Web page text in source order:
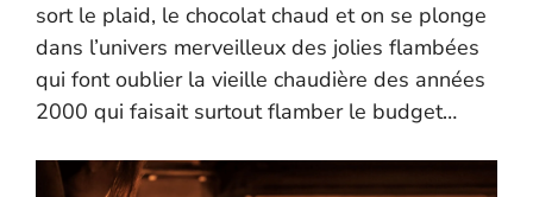
sort le plaid, le chocolat chaud et on se plonge
dans l’univers merveilleux des jolies flambées
qui font oublier la vieille chaudière des années
2000 qui faisait surtout flamber le budget…